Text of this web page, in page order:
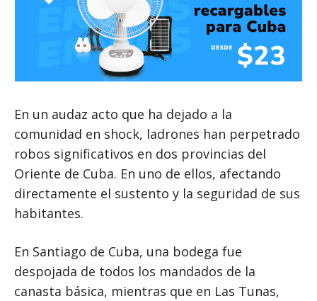
En un audaz acto que ha dejado a la
comunidad en shock, ladrones han perpetrado
robos significativos en dos provincias del
Oriente de Cuba. En uno de ellos, afectando
directamente el sustento y la seguridad de sus
habitantes.
En Santiago de Cuba, una bodega fue
despojada de todos los mandados de la
canasta básica, mientras que en Las Tunas,